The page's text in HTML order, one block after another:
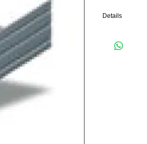
Details
Άμεσα